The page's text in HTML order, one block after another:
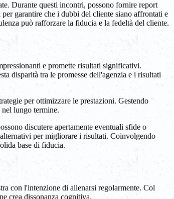
Durante questi incontri, possono fornire report
garantire che i dubbi del cliente siano affrontati e
può rafforzare la fiducia e la fedeltà del cliente.
e promette risultati significativi.
disparità tra le promesse dell'agenzia e i risultati
per ottimizzare le prestazioni. Gestendo
nel lungo termine.
discutere apertamente eventuali sfide o
per migliorare i risultati. Coinvolgendo
base di fiducia.
con l'intenzione di allenarsi regolarmente. Col
crea dissonanza cognitiva.